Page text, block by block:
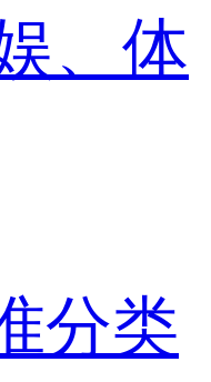
、体
分类